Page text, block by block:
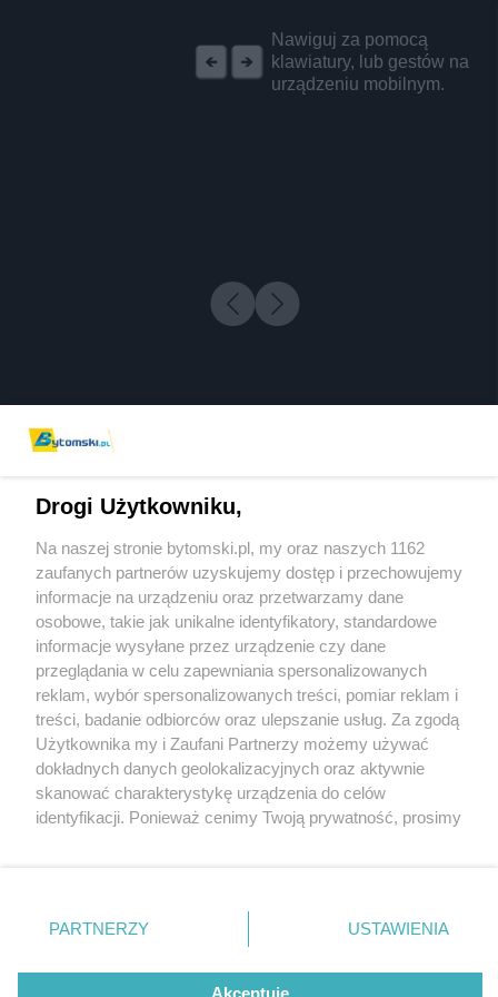
Nawiguj za pomocą
klawiatury, lub gestów na
urządzeniu mobilnym.
5 / 0
Wydawca mediów lokalnych
Nie zapomnij
zapoznać się z:
polityką prywatności regulamin korzystania z portali
Twojemiasto
Piekary Śląskie
Chorzów
Tarnowskie Góry
Gliwice
Skontakuj sięz nami
Kontakt
Wydawca
Pogoda
Drogi Użytkowniku,
Na naszej stronie bytomski.pl, my oraz naszych 1162
zaufanych partnerów uzyskujemy dostęp i przechowujemy
informacje na urządzeniu oraz przetwarzamy dane
osobowe, takie jak unikalne identyfikatory, standardowe
informacje wysyłane przez urządzenie czy dane
przeglądania w celu zapewniania spersonalizowanych
reklam, wybór spersonalizowanych treści, pomiar reklam i
treści, badanie odbiorców oraz ulepszanie usług. Za zgodą
Użytkownika my i Zaufani Partnerzy możemy używać
dokładnych danych geolokalizacyjnych oraz aktywnie
skanować charakterystykę urządzenia do celów
identyfikacji. Ponieważ cenimy Twoją prywatność, prosimy
prywatności znajdujący się w lewym dolnym rogu strony
. Niektóre rodzaje przetwarzania danych nie wymagają
zgody użytkownika, ale masz prawo sprzeciwić się
takiemu przetwarzaniu. Preferencje będą miały
PARTNERZY USTAWIENIA
Akceptuję